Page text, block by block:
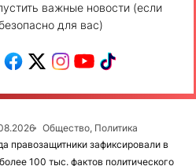
важные новости (если
для вас)
Общество, Политика
правозащитники зафиксировали в
100 тыс. фактов политического